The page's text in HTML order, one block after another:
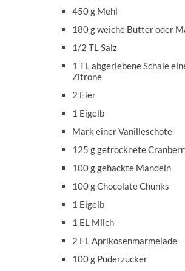
450 g Mehl
180 g weiche Butter oder
1/2 TL Salz
1 TL abgeriebene Schale
Zitrone
2 Eier
1 Eigelb
Mark einer Vanilleschote
125 g getrocknete
100 g gehackte Mandeln
100 g Chocolate Chunks
1 Eigelb
1 EL Milch
2 EL Aprikosenmarmelade
100 g Puderzucker